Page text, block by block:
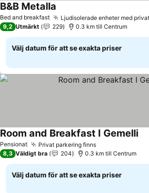
Bed and breakfast Ljudisolerade enheter med
B&B Metalla
9,2 Utmärkt 229 0.3 km till Centrum
Välj datum för att se exakta priser
Pensionat Privat parkering finnsSe priser
Room and Breakfast I GemelliSe
8,3 Väldigt bra 204 0.3 km till Centrum
Välj datum för att se exakta priser